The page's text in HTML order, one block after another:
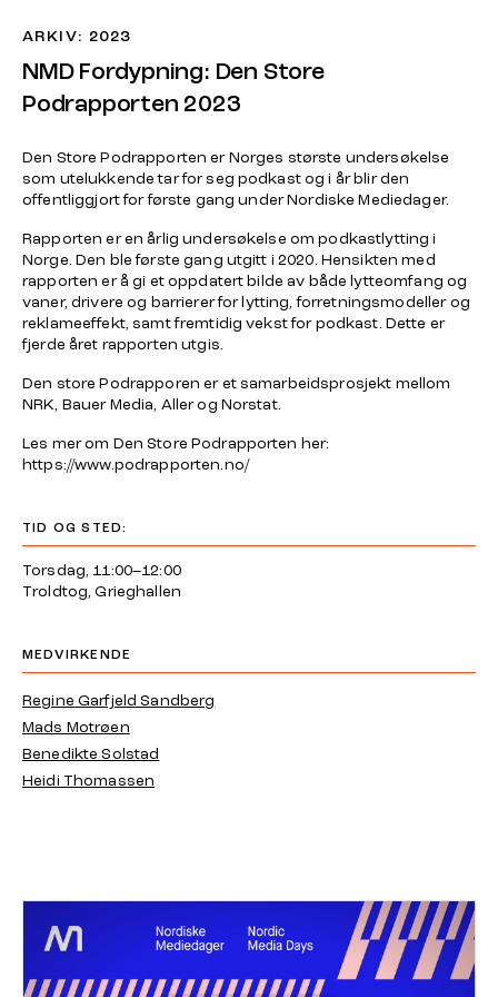
ARKIV: 2023
NMD Fordypning: Den Store
Podrapporten 2023
Den Store Podrapporten er Norges største undersøkelse
som utelukkende tar for seg podkast og i år blir den
offentliggjort for første gang under Nordiske Mediedager.
Rapporten er en årlig undersøkelse om podkastlytting i
Norge. Den ble første gang utgitt i 2020. Hensikten med
rapporten er å gi et oppdatert bilde av både lytteomfang og
vaner, drivere og barrierer for lytting, forretningsmodeller og
reklameeffekt, samt fremtidig vekst for podkast. Dette er
fjerde året rapporten utgis.
Den store Podrapporen er et samarbeidsprosjekt mellom
NRK, Bauer Media, Aller og Norstat.
Les mer om Den Store Podrapporten her:
https://www.podrapporten.no/
TID OG STED:
Torsdag, 11:00–12:00
Troldtog, Grieghallen
MEDVIRKENDE
Regine Garfjeld Sandberg
Mads Motrøen
Benedikte Solstad
Heidi Thomassen